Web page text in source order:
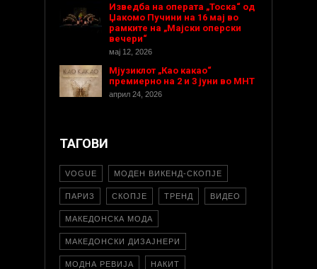
Изведба на операта „Тоска“ од
Џакомо Пучини на 16 мај во
рамките на „Мајски оперски
вечери“
мај 12, 2026
Мјузиклот „Као какао“
премиерно на 2 и 3 јуни во МНТ
април 24, 2026
ТАГОВИ
VOGUE МОДЕН ВИКЕНД-СКОПЈЕ
ПАРИЗ СКОПЈЕ ТРЕНД ВИДЕО
МАКЕДОНСКА МОДА
МАКЕДОНСКИ ДИЗАЈНЕРИ
МОДНА РЕВИЈА НАКИТ